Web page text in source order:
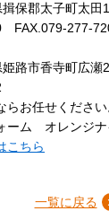
保郡太子町太田
FAX.079-277-
路市香寺町広瀬
らお任せください
ーム オレンジナ
こちら
一覧に戻る